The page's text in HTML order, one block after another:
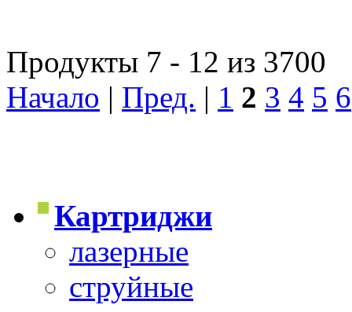
Продукты 7 - 12 из 3700
Начало | Пред. | 1 2 3 4 5 6
Картриджи
лазерные
струйные